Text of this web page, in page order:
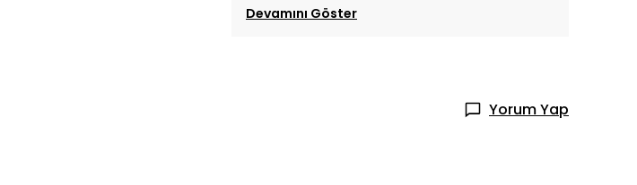
Devamını Göster
Yorum Yap